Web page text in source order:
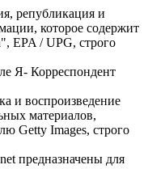
републикация и
которое содержит
EPA / UPG, строго
Я- Корреспондент
и воспроизведение
материалов,
Getty Images, строго
предназначены для